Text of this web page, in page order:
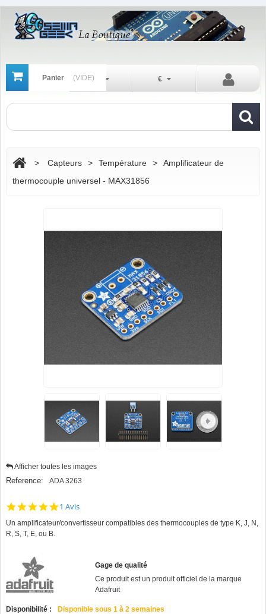
Panier (VIDE) €
Fr
> Capteurs > Température >
Amplificateur de
thermocouple universel - MAX31856
Afficher toutes les images
Reference: ADA 3263
5.0
rating
1 Avis
Un amplificateur/convertisseur compatibles des thermocouples de type K, J, N,
R, S, T, E, ou B.
Gage de qualité
Ce produit est un produit officiel de la marque
Adafruit
Disponibilité :
Disponible sous 1 à 2 semaines